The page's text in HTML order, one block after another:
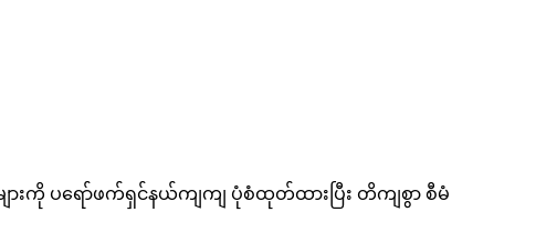
ပရော်ဖက်ရှင်နယ်ကျကျ ပုံစံထုတ်ထားပြီး တိကျစွာ စီမံ